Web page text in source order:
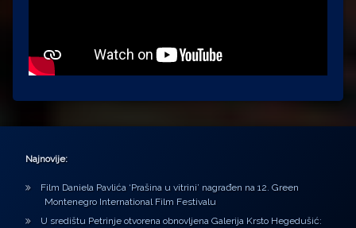
Najnovije:
Film Daniela Pavlića ‘Prašina u vitrini’ nagrađen na 12. Green
Montenegro International Film Festivalu
U središtu Petrinje otvorena obnovljena Galerija Krsto Hegedušić: